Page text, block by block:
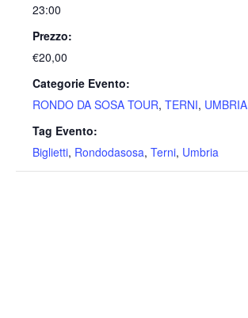
23:00
Prezzo:
€20,00
Categorie Evento:
RONDO DA SOSA TOUR, TERNI, UMBRIA
Tag Evento:
Biglietti, Rondodasosa, Terni, Umbria